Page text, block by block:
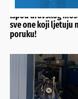
NOVO OMILJENO
Ispod dravskog
sve one koji ljetuju
poruku!